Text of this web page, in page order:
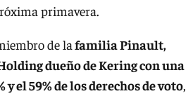
primavera.
de lafamilia Pinault,
dueño de Kering con una
el 59% de los derechos de voto,